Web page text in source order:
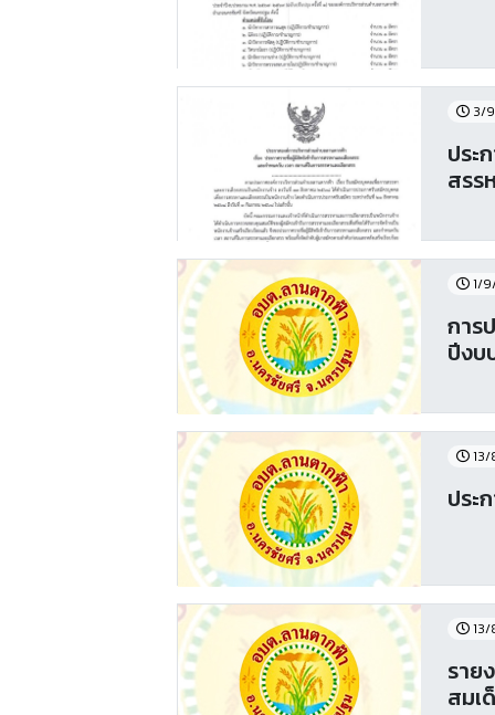
3/
ประ
สรร
1/
การ
ปีงบ
13/
ประ
13/
ราย
สมเ